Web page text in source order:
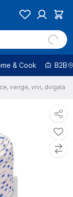
& Cook B2B
verige, vrvi, dvigala